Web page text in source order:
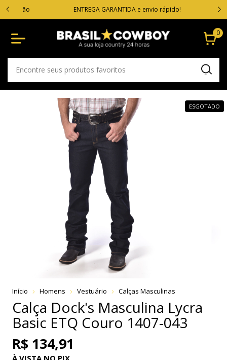
ENTREGA GARANTIDA e envio rápido!
0
ESGOTADO
Início Homens Vestuário Calças Masculinas
Calça Dock's Masculina Lycra
Basic ETQ Couro 1407-043
R$ 134,91
À VISTA NO PIX